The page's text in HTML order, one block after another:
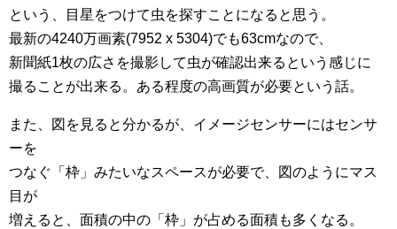
という、目星をつけて虫を探すことになると思う。
最新の4240万画素(7952 x 5304)でも63cmなので、
新聞紙1枚の広さを撮影して虫が確認出来るという感じに
撮ることが出来る。ある程度の高画質が必要という話。
また、図を見ると分かるが、イメージセンサーにはセンサ
ーを
つなぐ「枠」みたいなスペースが必要で、図のようにマス
目が
増えると、面積の中の「枠」が占める面積も多くなる。